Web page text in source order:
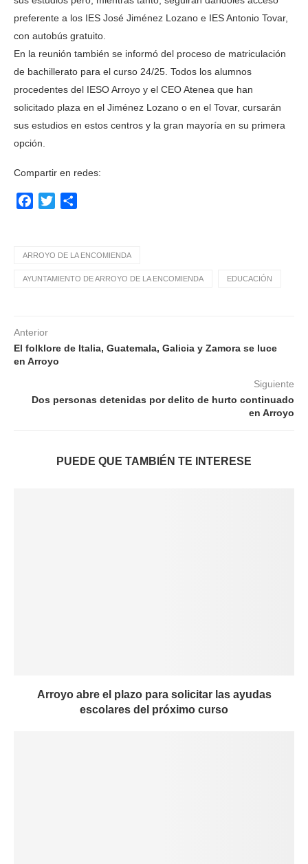
preferente a los IES José Jiménez Lozano e IES Antonio Tovar,
con autobús gratuito.
En la reunión también se informó del proceso de matriculación
de bachillerato para el curso 24/25. Todos los alumnos
procedentes del IESO Arroyo y el CEO Atenea que han
solicitado plaza en el Jiménez Lozano o en el Tovar, cursarán
sus estudios en estos centros y la gran mayoría en su primera
opción.
Compartir en redes:
Facebook
Twitter
ARROYO DE LA ENCOMIENDA
AYUNTAMIENTO DE ARROYO DE LA ENCOMIENDA EDUCACIÓN
Anterior
El folklore de Italia, Guatemala, Galicia y Zamora se luce
en Arroyo
Siguiente
Dos personas detenidas por delito de hurto continuado
en Arroyo
PUEDE QUE TAMBIÉN TE INTERESE
Arroyo abre el plazo para solicitar las ayudas
escolares del próximo curso